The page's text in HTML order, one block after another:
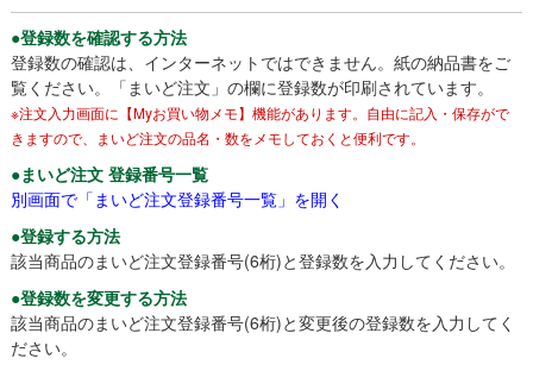
●登録数を確認する方法
登録数の確認は、インターネットではできません。紙の納品書をご
覧ください。「まいど注文」の欄に登録数が印刷されています。
※注文入力画面に【Myお買い物メモ】機能があります。自由に記入・保存がで
きますので、まいど注文の品名・数をメモしておくと便利です。
●まいど注文 登録番号一覧
別画面で「まいど注文登録番号一覧」を開く
●登録する方法
該当商品のまいど注文登録番号(6桁)と登録数を入力してください。
●登録数を変更する方法
該当商品のまいど注文登録番号(6桁)と変更後の登録数を入力してく
ださい。